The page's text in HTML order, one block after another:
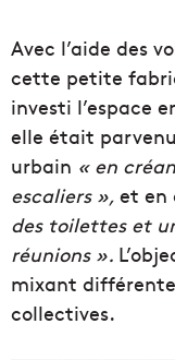
Avec l’aide des
cette petite
investi l’espace
elle était
urbain « en
escaliers », et en
des toilettes et
réunions ».
mixant
collectives.